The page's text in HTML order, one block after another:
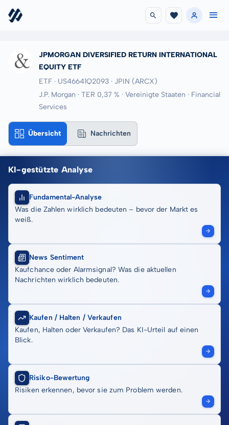
JPMORGAN DIVERSIFIED RETURN INTERNATIONAL
EQUITY ETF
ETF · US46641Q2093 · JPIN (ARCX)
J.P. Morgan · TER 0,37 % · Vereinigte Staaten · Financial
Services
Übersicht Nachrichten
KI-gestützte Analyse
Fundamental-Analyse
Was die Zahlen wirklich bedeuten – bevor der Markt es
weiß.
News Sentiment
Kaufchance oder Alarmsignal? Was die aktuellen
Nachrichten wirklich bedeuten.
Kaufen / Halten / Verkaufen
Kaufen, Halten oder Verkaufen? Das KI-Urteil auf einen
Blick.
Risiko-Bewertung
Risiken erkennen, bevor sie zum Problem werden.